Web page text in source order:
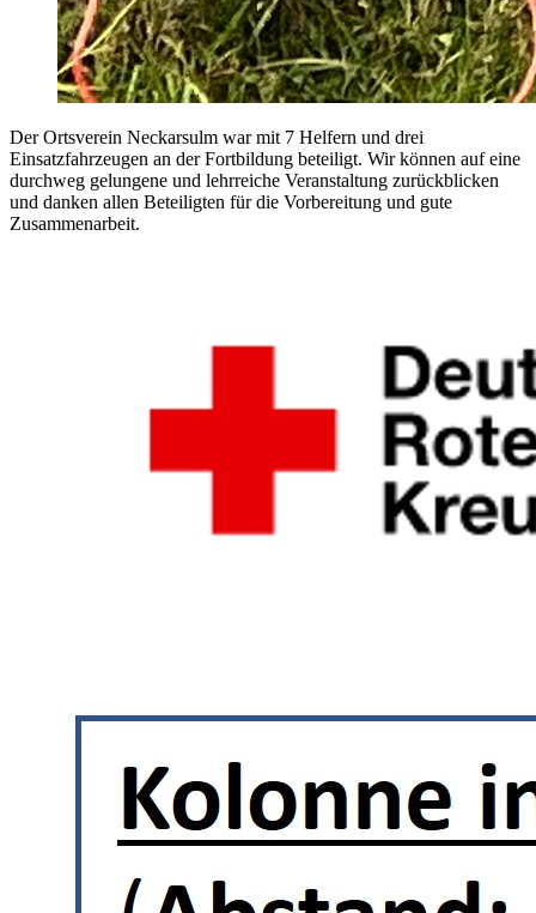
Der Ortsverein Neckarsulm war mit 7 Helfern und drei
Einsatzfahrzeugen an der Fortbildung beteiligt. Wir können auf eine
durchweg gelungene und lehrreiche Veranstaltung zurückblicken
und danken allen Beteiligten für die Vorbereitung und gute
Zusammenarbeit.